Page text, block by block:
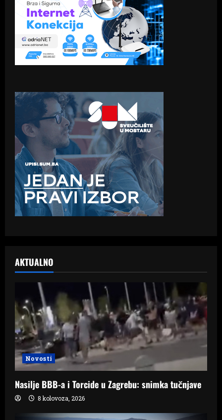
AKTUALNO
Novosti
Nasilje BBB-a i Torcide u Zagrebu: snimka tučnjave
8 kolovoza, 2026